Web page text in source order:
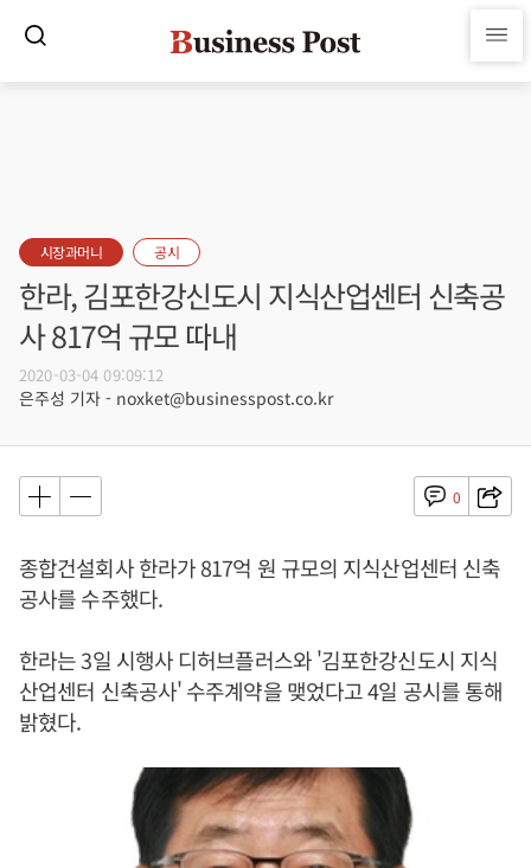
시장과머니 공시
한라, 김포한강신도시 지식산업센터 신축공
사 817억 규모 따내
2020-03-04 09:09:12
은주성 기자 - noxket@businesspost.co.kr
0
종합건설회사 한라가 817억 원 규모의 지식산업센터 신축
공사를 수주했다.
한라는 3일 시행사 디허브플러스와 '김포한강신도시 지식
산업센터 신축공사' 수주계약을 맺었다고 4일 공시를 통해
밝혔다.